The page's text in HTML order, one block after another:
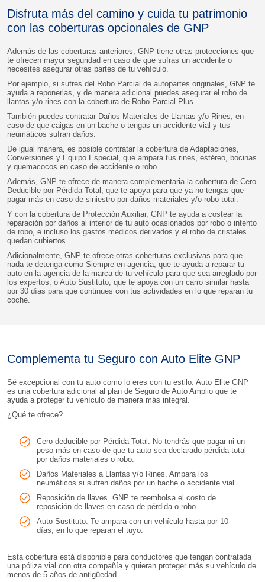
Disfruta más del camino y cuida tu patrimonio
con las coberturas opcionales de GNP
Además de las coberturas anteriores, GNP tiene otras protecciones que
te ofrecen mayor seguridad en caso de que sufras un accidente o
necesites asegurar otras partes de tu vehículo.
Por ejemplo, si sufres del Robo Parcial de autopartes originales, GNP te
ayuda a reponerlas, y de manera adicional puedes asegurar el robo de
llantas y/o rines con la cobertura de Robo Parcial Plus.
También puedes contratar Daños Materiales de Llantas y/o Rines, en
caso de que caigas en un bache o tengas un accidente vial y tus
neumáticos sufran daños.
De igual manera, es posible contratar la cobertura de Adaptaciones,
Conversiones y Equipo Especial, que ampara tus rines, estéreo, bocinas
y quemacocos en caso de accidente o robo.
Además, GNP te ofrece de manera complementaria la cobertura de Cero
Deducible por Pérdida Total, que te apoya para que ya no tengas que
pagar más en caso de siniestro por daños materiales y/o robo total.
Y con la cobertura de Protección Auxiliar, GNP te ayuda a costear la
reparación por daños al interior de tu auto ocasionados por robo o intento
de robo, e incluso los gastos médicos derivados y el robo de cristales
quedan cubiertos.
Adicionalmente, GNP te ofrece otras coberturas exclusivas para que
nada te detenga como Siempre en agencia, que te ayuda a reparar tu
auto en la agencia de la marca de tu vehículo para que sea arreglado por
los expertos; o Auto Sustituto, que te apoya con un carro similar hasta
por 30 días para que continues con tus actividades en lo que reparan tu
coche.
Complementa tu Seguro con Auto Elite GNP
Sé excepcional con tu auto como lo eres con tu estilo. Auto Elite GNP
es una cobertura adicional al plan de Seguro de Auto Amplio que te
ayuda a proteger tu vehículo de manera más integral.
¿Qué te ofrece?
Cero deducible por Pérdida Total. No tendrás que pagar ni un
peso más en caso de que tu auto sea declarado pérdida total
por daños materiales o robo.
Daños Materiales a Llantas y/o Rines. Ampara los
neumáticos si sufren daños por un bache o accidente vial.
Reposición de llaves. GNP te reembolsa el costo de
reposición de llaves en caso de pérdida o robo.
Auto Sustituto. Te ampara con un vehículo hasta por 10
días, en lo que reparan el tuyo.
Esta cobertura está disponible para conductores que tengan contratada
una póliza vial con otra compañía y quieran proteger más su vehículo de
menos de 5 años de antigüedad.